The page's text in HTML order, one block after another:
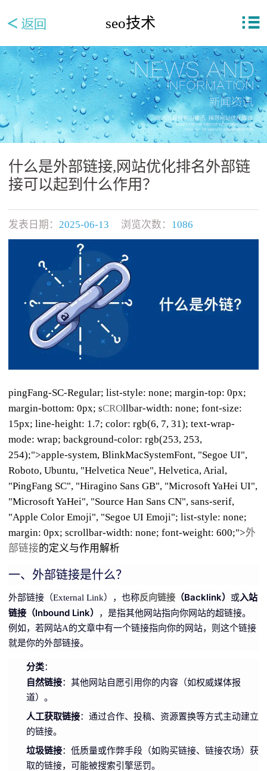
seo技术
什么是外部链接,网站优化排名外部链
接可以起到什么作用？
发表日期： 2025-06-13 浏览次数： 1086
pingFang-SC-Regular; list-style: none; margin-top: 0px;
margin-bottom: 0px; sCROllbar-width: none; font-size:
15px; line-height: 1.7; color: rgb(6, 7, 31); text-wrap-
mode: wrap; background-color: rgb(253, 253,
254);">apple-system, BlinkMacSystemFont, "Segoe UI",
Roboto, Ubuntu, "Helvetica Neue", Helvetica, Arial,
"PingFang SC", "Hiragino Sans GB", "Microsoft YaHei UI",
"Microsoft YaHei", "Source Han Sans CN", sans-serif,
"Apple Color Emoji", "Segoe UI Emoji"; list-style: none;
margin: 0px; scrollbar-width: none; font-weight: 600;">外
部链接的定义与作用解析
一、外部链接是什么？
外部链接（External Link），也称反向链接 （Backlink） 或入站
链接（Inbound Link）
，是指其他网站指向你网站的超链接。
例如，若网站A的文章中有一个链接指向你的网站，则这个链接
就是你的外部链接。
分类：
自然链接：其他网站自愿引用你的内容（如权威媒体报
道）。
人工获取链接：通过合作、投稿、资源置换等方式主动建立
的链接。
垃圾链接：低质量或作弊手段（如购买链接、链接农场）获
取的链接，可能被搜索引擎惩罚。